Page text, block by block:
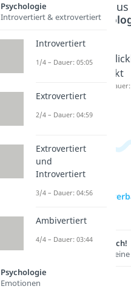
Beliebte Inhalte
Mimik
und
Dauer: 03:58
Körpersp
akt
zur Videoseite:
Lernen lohnt sich!
Entdecke hier
Psychologie
Introvertiert & extrovertiert
Introvertiert
1/4 – Dauer: 05:05
Extrovertiert
2/4 – Dauer: 04:59
Extrovertiert
und
Introvertiert
3/4 – Dauer: 04:56
Ambivertiert
4/4 – Dauer: 03:44
Psychologie
Emotionen